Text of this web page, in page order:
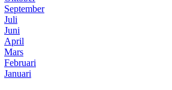
September
Juli
Juni
April
Mars
Februari
Januari